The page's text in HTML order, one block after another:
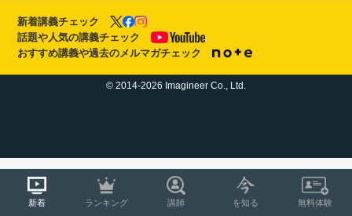
新着講義チェック
話題や人気の講義チェック
おすすめ講義や過去のメルマガチェック
© 2014-2026 Imagineer Co., Ltd.
新着 ランキング 講師 を知る 無料体験